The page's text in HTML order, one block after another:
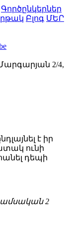
Գործընկերներ
Բլոգ ՄԵՐ
2/4,
է իր
ունի
դեպի
ամսական 2